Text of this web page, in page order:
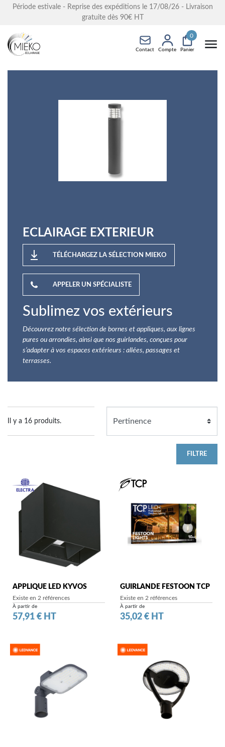
Période estivale - Reprise des expéditions le 17/08/26 - Livraison
gratuite dès 90€ HT
Contact Compte Panier
0
ECLAIRAGE EXTERIEUR
TÉLÉCHARGEZ LA SÉLECTION MIEKO
APPELER UN SPÉCIALISTE
Sublimez vos extérieurs
Découvrez notre sélection de bornes et appliques, aux lignes
pures ou arrondies, ainsi que nos guirlandes, conçues pour
s’adapter à vos espaces extérieurs : allées, passages et
terrasses.
Il y a 16 produits.
FILTRE
APPLIQUE LED KYVOS
Existe en 2 références
À partir de
Prix
57,91 € HT
GUIRLANDE FESTOON TCP
Existe en 2 références
À partir de
Prix
35,02 € HT